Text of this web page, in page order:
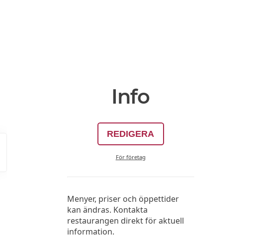
Info
REDIGERA
För företag
Menyer, priser och öppettider
kan ändras. Kontakta
restaurangen direkt för aktuell
information.